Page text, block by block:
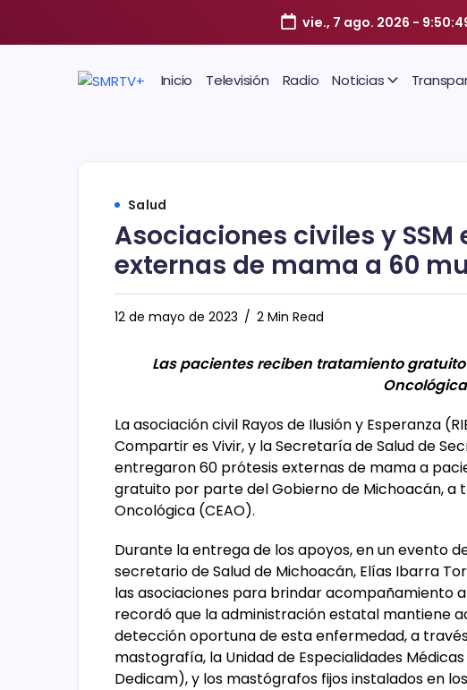
vie., 7 ago. 2026 -
Inicio Televisión Radio Noticias
Salud
Asociaciones civiles y
externas de mama a 60
12 de mayo de 2023 2 Min Read
Las pacientes reciben tratamiento
La asociación civil Rayos de Ilusión y Esperanza
Compartir es Vivir, y la Secretaría de Salud de
entregaron 60 prótesis externas de mama a
gratuito por parte del Gobierno de Michoacán, a
Oncológica (CEAO).
Durante la entrega de los apoyos, en un evento
secretario de Salud de Michoacán, Elías Ibarra
las asociaciones para brindar acompañamiento
recordó que la administración estatal mantiene
detección oportuna de esta enfermedad, a
mastografía, la Unidad de Especialidades
Dedicam), y los mastógrafos fijos instalados en